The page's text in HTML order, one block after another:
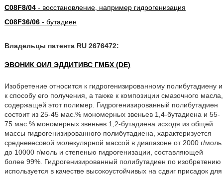
C08F8/04- восстановление, например гидрогенизация
C08F36/06- бутадиен
Владельцы патента RU 2676472:
ЭВОНИК ОИЛ ЭДДИТИВС ГМБХ (DE)
Изобретение относится к гидрогенизированному полибутадиену и
к способу его получения, а также к композиции смазочного масла,
содержащей этот полимер. Гидрогенизированный полибутадиен
состоит из 25-45 мас.% мономерных звеньев 1,4-бутадиена и 55-
75 мас.% мономерных звеньев 1,2-бутадиена исходя из общей
массы гидрогенизированного полибутадиена, характеризуется
средневесовой молекулярной массой в диапазоне от 2000 г/моль
до 10000 г/моль и степенью гидрогенизации, составляющей
более 99%. Гидрогенизированный полибутадиен по изобретению
используется в качестве высокоустойчивых на сдвиг присадок для